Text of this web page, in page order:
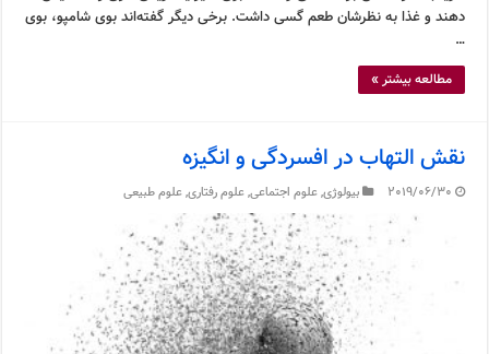
دهند و غذا به نظرشان طعم گسی داشت. برخی دیگر گفته‌اند بوی شامپو، بوی
…
مطالعه بیشتر »
نقش التهاب در افسردگی و انگیزه
2019/06/30 بیولوژی,علوم اجتماعی,علوم رفتاری,علوم طبیعی